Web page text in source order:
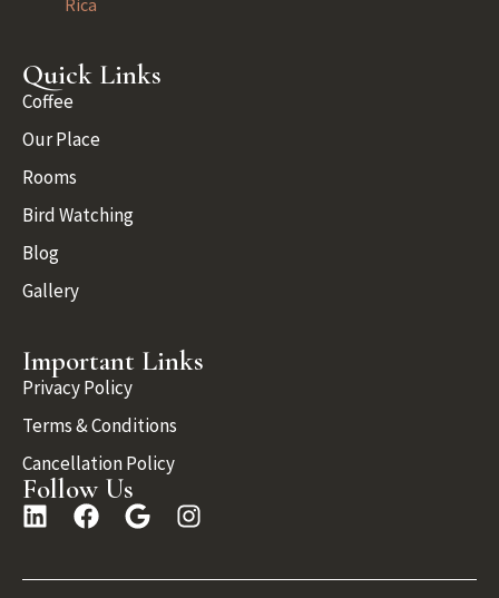
Rica
Quick Links
Coffee
Our Place
Rooms
Bird Watching
Blog
Gallery
Important Links
Privacy Policy
Terms & Conditions
Cancellation Policy
Follow Us